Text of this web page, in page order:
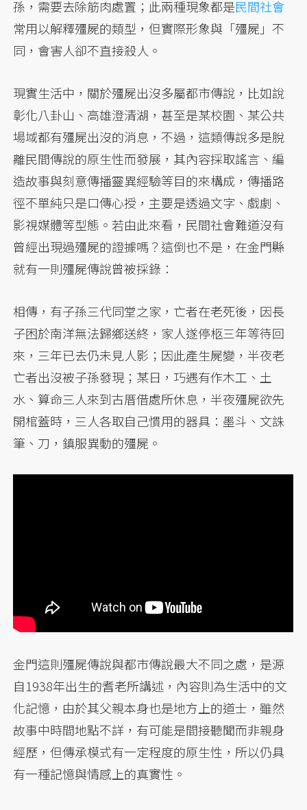
孫，需要去除筋肉處置；此兩種現象都是民間社會
常用以解釋殭屍的類型，但實際形象與「殭屍」不
同，會害人卻不直接殺人。
現實生活中，關於殭屍出沒多屬都市傳說，比如說
彰化八卦山、高雄澄清湖，甚至是某校園、某公共
場域都有殭屍出沒的消息，不過，這類傳說多是脫
離民間傳說的原生性而發展，其內容採取謠言、編
造故事與刻意傳播靈異經驗等目的來構成，傳播路
徑不單純只是口傳心授，主要是透過文字、戲劇、
影視媒體等型態。若由此來看，民間社會難道沒有
曾經出現過殭屍的證據嗎？這倒也不是，在金門縣
就有一則殭屍傳說曾被採錄：
相傳，有子孫三代同堂之家，亡者在老死後，因長
子困於南洋無法歸鄉送終，家人遂停柩三年等待回
來，三年已去仍未見人影；因此產生屍變，半夜老
亡者出沒被子孫發現；某日，巧遇有作木工、土
水、算命三人來到古厝借處所休息，半夜殭屍欲先
開棺蓋時，三人各取自己慣用的器具：墨斗、文誅
筆、刀，鎮服異動的殭屍。
金門這則殭屍傳說與都市傳說最大不同之處，是源
自1938年出生的耆老所講述，內容則為生活中的文
化記憶，由於其父親本身也是地方上的道士，雖然
故事中時間地點不詳，有可能是間接聽聞而非親身
經歷，但傳承模式有一定程度的原生性，所以仍具
有一種記憶與情感上的真實性。